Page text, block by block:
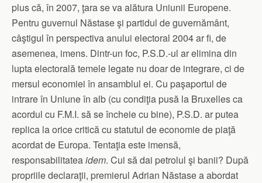
plus că, în 2007, ţara se va alătura Uniunii Europene.
Pentru guvernul Năstase şi partidul de guvernământ,
câştigul în perspectiva anului electoral 2004 ar fi, de
asemenea, imens. Dintr-un foc, P.S.D.-ul ar elimina din
lupta electorală temele legate nu doar de integrare, ci de
mersul economiei în ansamblul ei. Cu paşaportul de
intrare în Uniune în alb (cu condiţia pusă la Bruxelles ca
acordul cu F.M.I. să se încheie cu bine), P.S.D. ar putea
replica la orice critică cu statutul de economie de piaţă
acordat de Europa. Tentaţia este imensă,
responsabilitateaidem. Cui să dai petrolul şi banii? După
propriile declaraţii, premierul Adrian Năstase a abordat